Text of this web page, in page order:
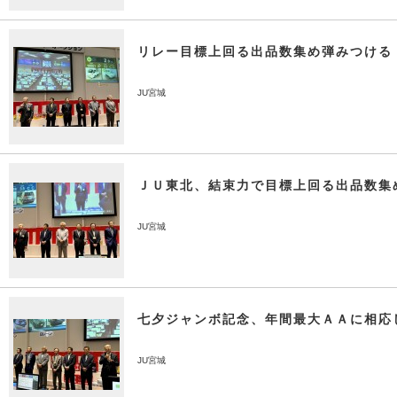
リレー目標上回る出品数集め弾みつける
JU宮城
ＪＵ東北、結束力で目標上回る出品数集
JU宮城
七夕ジャンボ記念、年間最大ＡＡに相応
JU宮城